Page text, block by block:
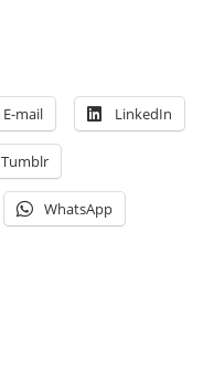
E-mail LinkedIn
Tumblr
WhatsApp